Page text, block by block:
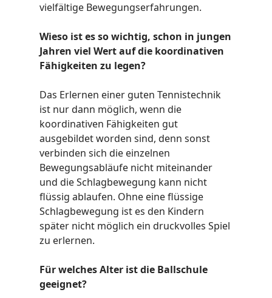
vielfältige Bewegungserfahrungen.
Wieso ist es so wichtig, schon in jungen
Jahren viel Wert auf die koordinativen
Fähigkeiten zu legen?
Das Erlernen einer guten Tennistechnik
ist nur dann möglich, wenn die
koordinativen Fähigkeiten gut
ausgebildet worden sind, denn sonst
verbinden sich die einzelnen
Bewegungsabläufe nicht miteinander
und die Schlagbewegung kann nicht
flüssig ablaufen. Ohne eine flüssige
Schlagbewegung ist es den Kindern
später nicht möglich ein druckvolles Spiel
zu erlernen.
Für welches Alter ist die Ballschule
geeignet?